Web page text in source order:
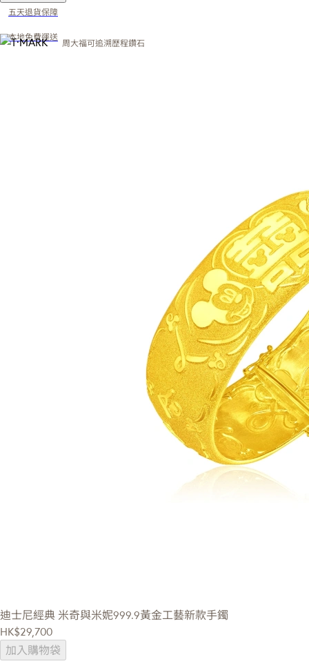
五天退貨保障
本地免費運送
周大福可追溯歷程鑽石
迪士尼經典 米奇與米妮999.9黃金工藝新款手鐲
HK$29,700
加入購物袋